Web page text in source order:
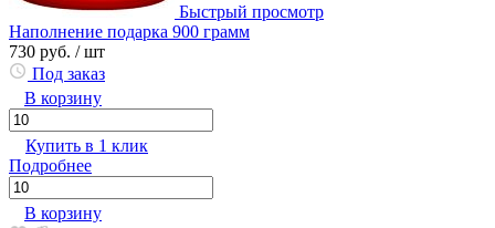
Быстрый просмотр
Наполнение подарка 900 грамм
730 руб. / шт
Под заказ
В корзину
Купить в 1 клик
Подробнее
В корзину